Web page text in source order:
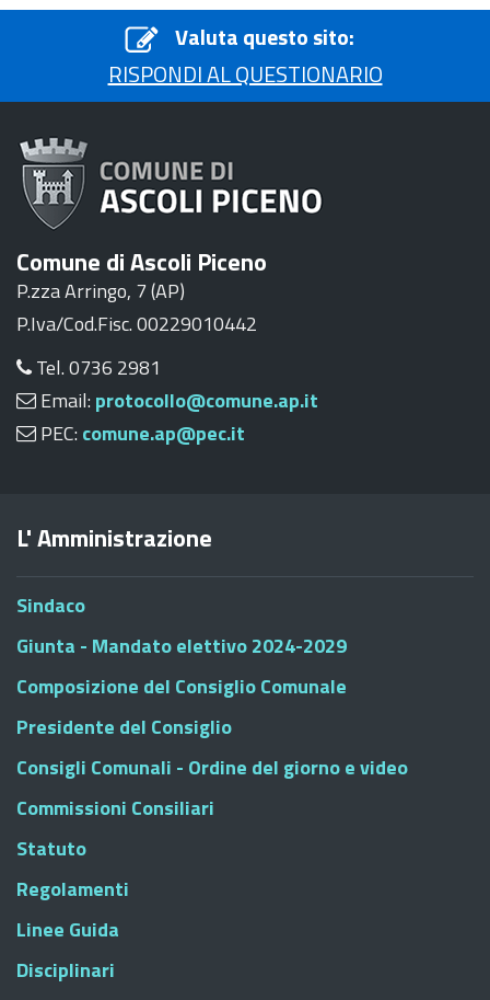
Valuta questo sito:
RISPONDI AL QUESTIONARIO
Comune di Ascoli Piceno
P.zza Arringo, 7 (AP)
P.Iva/Cod.Fisc. 00229010442
Tel. 0736 2981
Email: protocollo@comune.ap.it
PEC: comune.ap@pec.it
L' Amministrazione
Sindaco
Giunta - Mandato elettivo 2024-2029
Composizione del Consiglio Comunale
Presidente del Consiglio
Consigli Comunali - Ordine del giorno e video
Commissioni Consiliari
Statuto
Regolamenti
Linee Guida
Disciplinari